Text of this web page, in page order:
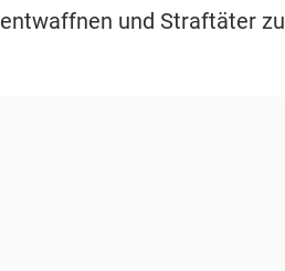
entwaffnen und Straftäter